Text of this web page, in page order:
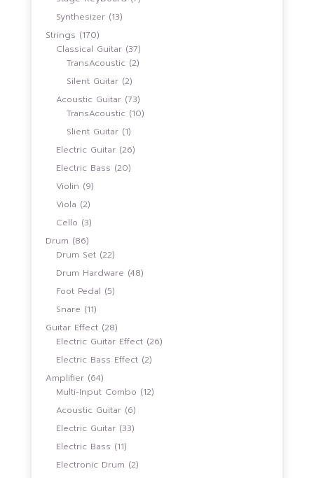
Synthesizer 1313
Strings 170170
สินค้า
Classical Guitar 3737
สินค้า
TransAcoustic 22
Silent Guitar 22
สินค้า
Acoustic Guitar 7373
สินค้า
TransAcoustic 1010
Slient Guitar 11
สินค้า
Electric Guitar 2626
Electric Bass 2020
Violin 99
Viola 22
สินค้า
Cello 33
Drum 8686
สินค้า
Drum Set 2222
สินค้า
Drum Hardware 4848
Foot Pedal 55
Snare 1111
สินค้า
Guitar Effect 2828
สินค้า
Electric Guitar Effect 2626
Electric Bass Effect 22
Amplifier 6464
สินค้า
Multi-Input Combo 1212
Acoustic Guitar 66
สินค้า
Electric Guitar 3333
Electric Bass 1111
สินค้า
Electronic Drum 22